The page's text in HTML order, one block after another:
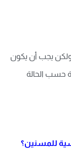
ولكن يجب أن يكون
حسب الحالة
للمسنين؟